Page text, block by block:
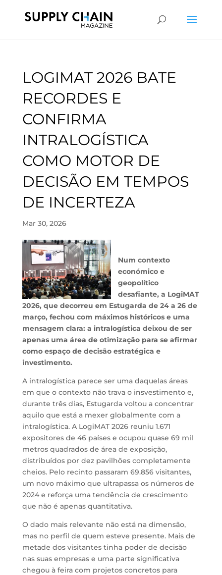
LOGIMAT 2026 BATE
RECORDES E
CONFIRMA
INTRALOGÍSTICA
COMO MOTOR DE
DECISÃO EM TEMPOS
DE INCERTEZA
Mar 30, 2026
Num contexto
económico e
geopolítico
desafiante, a LogiMAT
2026, que decorreu em Estugarda de 24 a 26 de
março, fechou com máximos históricos e uma
mensagem clara: a intralogística deixou de ser
apenas uma área de otimização para se afirmar
como espaço de decisão estratégica e
investimento.
A intralogística parece ser uma daquelas áreas
em que o contexto não trava o insvestimento e,
durante três dias, Estugarda voltou a concentrar
aquilo que está a mexer globalmente com a
intralogística. A LogiMAT 2026 reuniu 1.671
expositores de 46 países e ocupou quase 69 mil
metros quadrados de área de exposição,
distribuídos por dez pavilhões completamente
cheios. Pelo recinto passaram 69.856 visitantes,
um novo máximo que ultrapassa os números de
2024 e reforça uma tendência de crescimento
que não é apenas quantitativa.
O dado mais relevante não está na dimensão,
mas no perfil de quem esteve presente. Mais de
metade dos visitantes tinha poder de decisão
nas suas empresas e uma parte significativa
chegou à feira com projetos concretos para